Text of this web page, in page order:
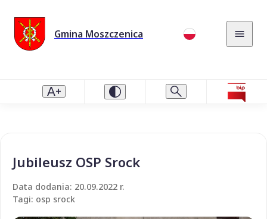
Gmina Moszczenica
Jubileusz OSP Srock
Data dodania: 20.09.2022 r.
Tagi: osp srock